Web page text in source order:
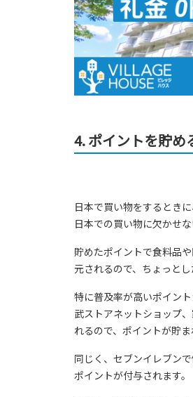
4. ポイントを貯め
日本で買い物をするとき
日本での買い物に欠かせな
貯めたポイントで食料品
元されるので、ちょっとし
特に普及率が高いポイン
武ストアネットショップ
れるので、ポイントが貯
同じく、セブンイレブン
ポイントが付与されます。